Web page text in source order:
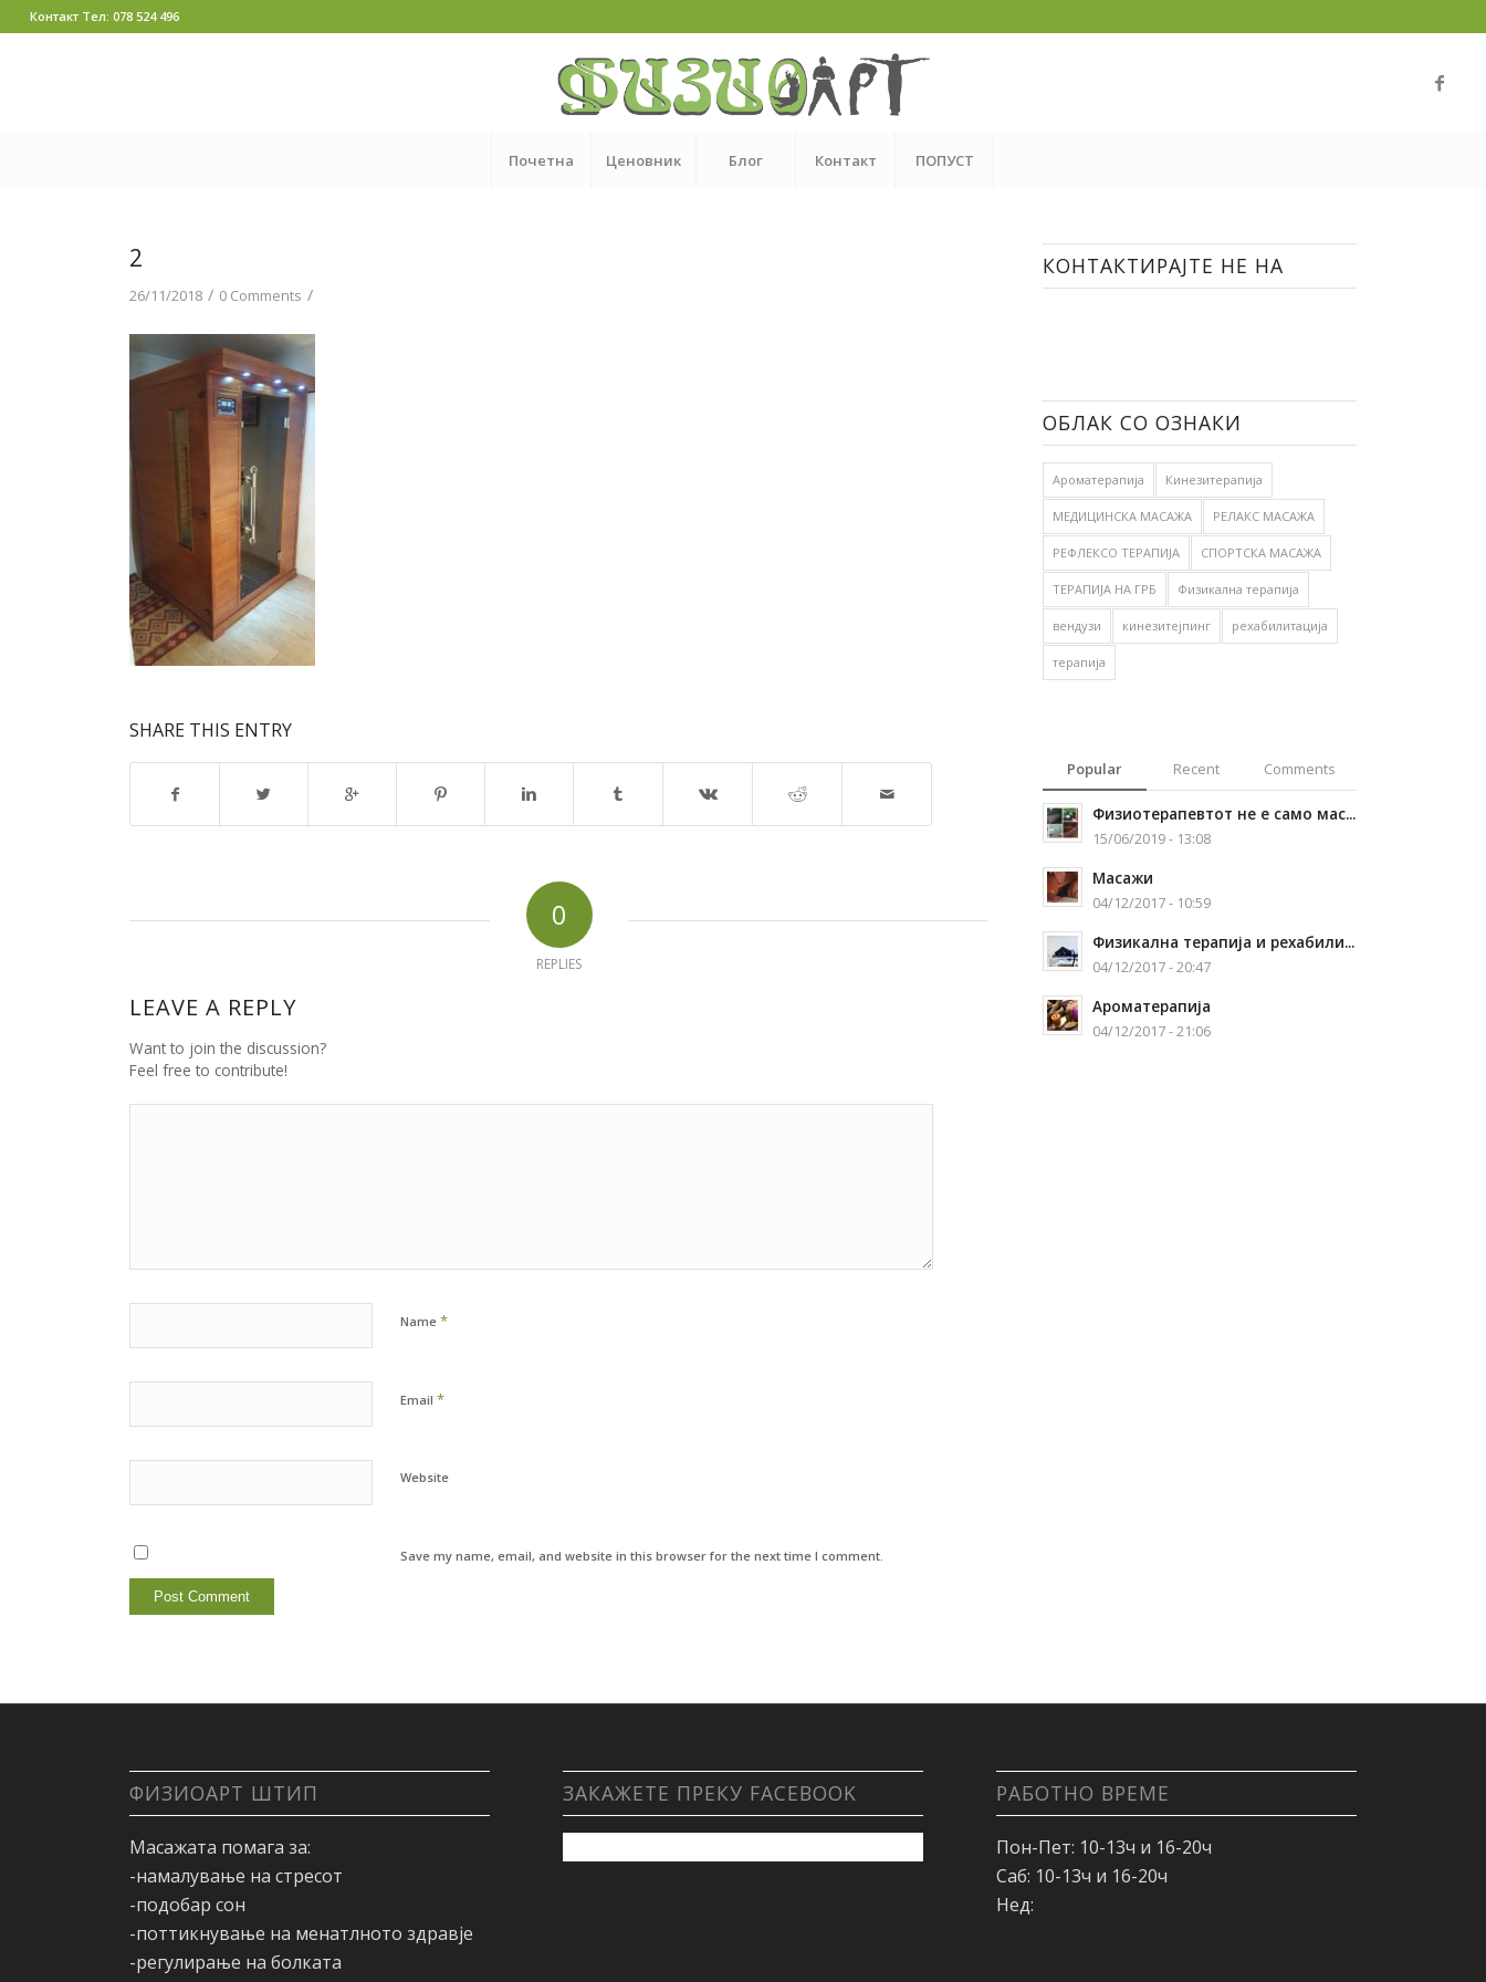
Контакт Тел: 078 524 496
Почетна Ценовник Блог Контакт ПОПУСТ
2
26/11/2018 / 0 Comments /
SHARE THIS ENTRY
0
REPLIES
LEAVE A REPLY
Want to join the discussion?
Feel free to contribute!
Name*
Email*
Website
Save my name, email, and website in this browser for the next time I comment.
КОНТАКТИРАЈТЕ НЕ НА
ОБЛАК СО ОЗНАКИ
Ароматерапија Кинезитерапија
МЕДИЦИНСКА МАСАЖА РЕЛАКС МАСАЖА
РЕФЛЕКСО ТЕРАПИЈА СПОРТСКА МАСАЖА
ТЕРАПИЈА НА ГРБ Физикална терапија
вендузи кинезитејпинг рехабилитација
терапија
Popular Recent Comments
Физиотерапевтот не е само мас...
15/06/2019 - 13:08
Масажи
04/12/2017 - 10:59
Физикална терапија и рехабили...
04/12/2017 - 20:47
Ароматерапија
04/12/2017 - 21:06
ФИЗИОАРТ ШТИП
Масажата помага за:
-намалување на стресот
-подобар сон
-поттикнување на менатлното здравје
-регулирање на болката
ЗАКАЖЕТЕ ПРЕКУ FACEBOOK РАБОТНО ВРЕМЕ
Пон-Пет: 10-13ч и 16-20ч
Саб: 10-13ч и 16-20ч
Нед: